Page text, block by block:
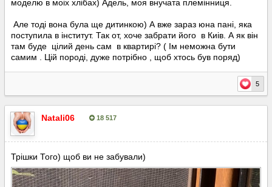
моделю в моіх хлібах) Адель, моя внучата племінниця.
Але тоді вона була ще дитинкою) А вже зараз юна пані, яка
поступила в інститут. Так от, хоче забрати його в Киів. А як він
там буде цілий день сам в квартирі? ( Ім неможна бути
самим . Цій породі, дуже потрібно , щоб хтось був поряд)
5
Natali06 18 517
Трішки Того) щоб ви не забували)